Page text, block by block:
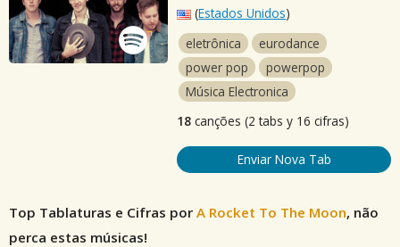
(Estados Unidos)
eletrônica
eurodance
power pop
powerpop
Música Electronica
18 canções (2 tabs y 16 cifras)
Enviar Nova Tab
Top Tablaturas e Cifras por A Rocket To The Moon, não
perca estas músicas!